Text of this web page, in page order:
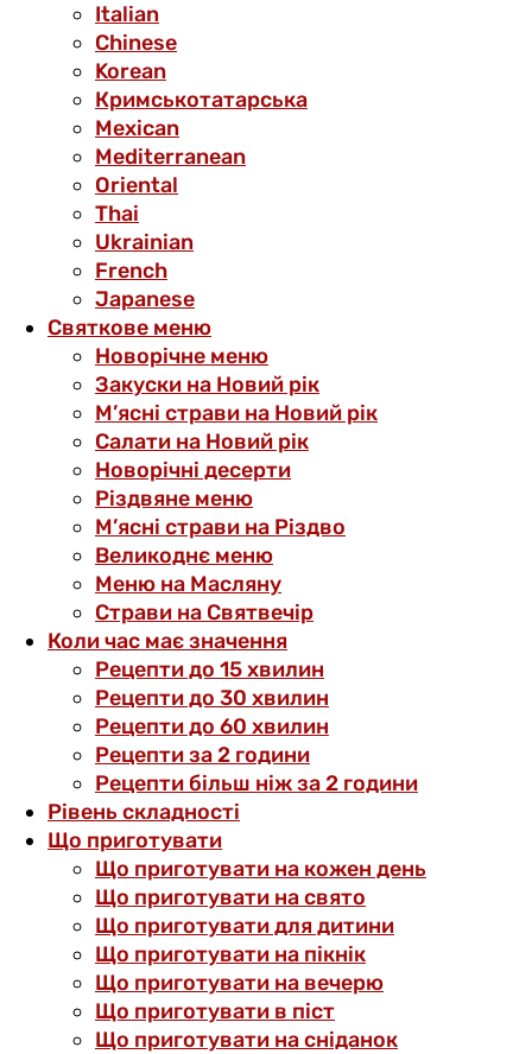
Italian
Chinese
Korean
Кримськотатарська
Mexican
Mediterranean
Oriental
Thai
Ukrainian
French
Japanese
Святкове меню
Новорічне меню
Закуски на Новий рік
М’ясні страви на Новий рік
Салати на Новий рік
Новорічні десерти
Різдвяне меню
М’ясні страви на Різдво
Великоднє меню
Меню на Масляну
Страви на Святвечір
Коли час має значення
Рецепти до 15 хвилин
Рецепти до 30 хвилин
Рецепти до 60 хвилин
Рецепти за 2 години
Рецепти більш ніж за 2 години
Рівень складності
Що приготувати
Що приготувати на кожен день
Що приготувати на свято
Що приготувати для дитини
Що приготувати на пікнік
Що приготувати на вечерю
Що приготувати в піст
Що приготувати на сніданок